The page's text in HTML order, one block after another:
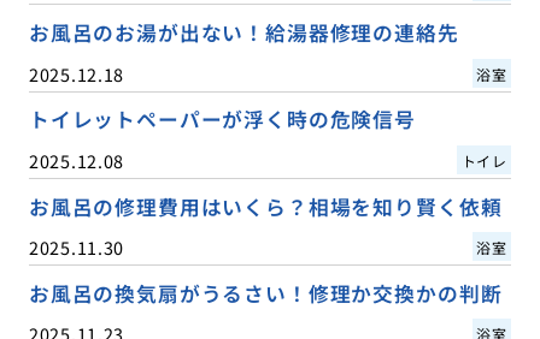
お風呂のお湯が出ない！給湯器修理の連絡先
2025.12.18 浴室
トイレットペーパーが浮く時の危険信号
2025.12.08 トイレ
お風呂の修理費用はいくら？相場を知り賢く依頼
2025.11.30 浴室
お風呂の換気扇がうるさい！修理か交換かの判断
2025.11.23 浴室